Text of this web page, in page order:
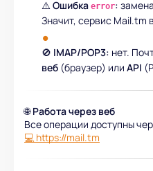
⚠️ Ошибка error:
Значит, сервис Mail.tm
🚫 IMAP/POP3: нет.
веб (браузер) или API
🌐Работа через веб
Все операции доступны
💻 https://mail.tm